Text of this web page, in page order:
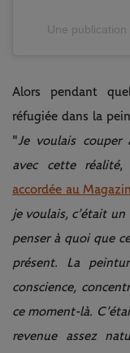
Une
Alors pendant
réfugiée dans la
"Je voulais couper
avec cette réalité,
accordée au
je voulais, c’était
penser à quoi que
présent. La
conscience,
ce moment-là.
revenue assez